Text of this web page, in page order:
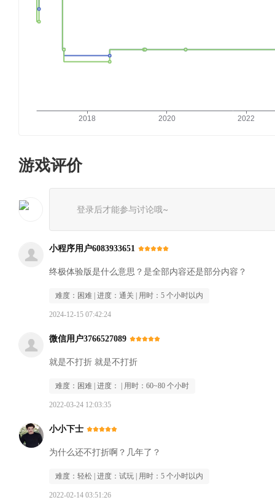
游戏评价
登录后才能参与讨论哦~
小程序用户6083933651
终极体验版是什么意思？是全部内容还是部分内容？
难度： 困难 | 进度： 通关 | 用时： 5 个小时以内
2024-12-15 07:42:24
微信用户3766527089
就是不打折 就是不打折
难度： 困难 | 进度： | 用时： 60~80 个小时
2022-03-24 12:03:35
小小下士
为什么还不打折啊？几年了？
难度： 轻松 | 进度： 试玩 | 用时： 5 个小时以内
2022-02-14 03:51:26